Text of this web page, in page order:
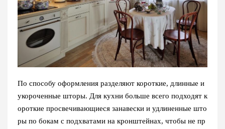
По способу оформления разделяют короткие, длинные и
укороченные шторы. Для кухни больше всего подходят к
ороткие просвечивающиеся занавески и удлиненные што
ры по бокам с подхватами на кронштейнах, чтобы не пр